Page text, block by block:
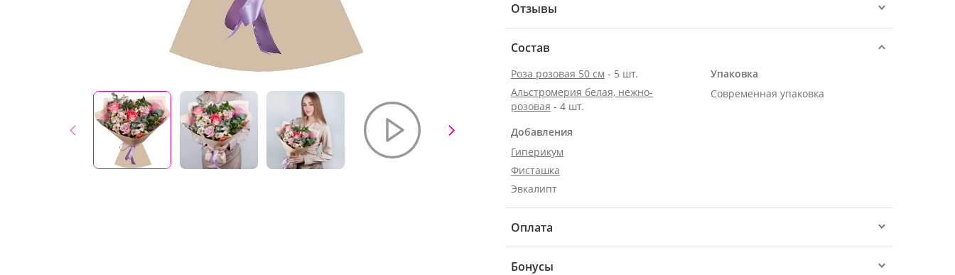
Отзывы
Состав
Роза розовая 50 см - 5 шт.
Альстромерия белая, нежно-
розовая - 4 шт.
Добавления
Гиперикум
Фисташка
Эвкалипт
Упаковка
Современная упаковка
Оплата
Бонусы